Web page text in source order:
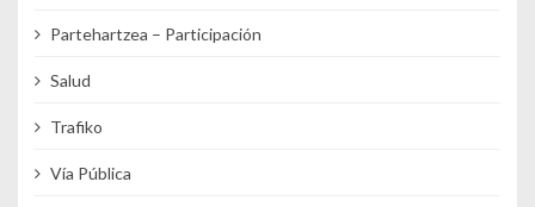
Partehartzea – Participación
Salud
Trafiko
Vía Pública